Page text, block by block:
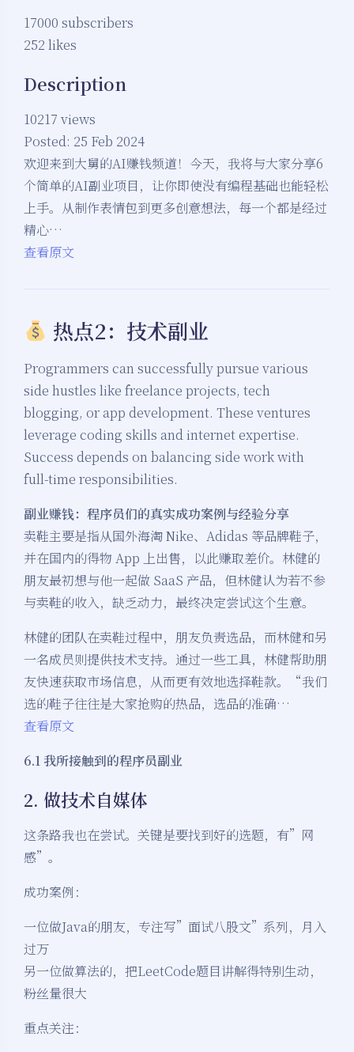
17000 subscribers
252 likes
Description
10217 views
Posted: 25 Feb 2024
欢迎来到大舅的AI赚钱频道！今天，我将与大家分享6
个简单的AI副业项目，让你即使没有编程基础也能轻松
上手。从制作表情包到更多创意想法，每一个都是经过
精心…
查看原文
热点2：技术副业
Programmers can successfully pursue various
side hustles like freelance projects, tech
blogging, or app development. These ventures
leverage coding skills and internet expertise.
Success depends on balancing side work with
full-time responsibilities.
副业赚钱：程序员们的真实成功案例与经验分享
卖鞋主要是指从国外海淘 Nike、Adidas 等品牌鞋子，
并在国内的得物 App 上出售，以此赚取差价。林健的
朋友最初想与他一起做 SaaS 产品，但林健认为若不参
与卖鞋的收入，缺乏动力，最终决定尝试这个生意。
林健的团队在卖鞋过程中，朋友负责选品，而林健和另
一名成员则提供技术支持。通过一些工具，林健帮助朋
友快速获取市场信息，从而更有效地选择鞋款。“我们
选的鞋子往往是大家抢购的热品，选品的准确…
查看原文
6.1 我所接触到的程序员副业
2. 做技术自媒体
这条路我也在尝试。关键是要找到好的选题，有”网
感”。
成功案例：
一位做Java的朋友，专注写”面试八股文”系列，月入
过万
另一位做算法的，把LeetCode题目讲解得特别生动，
粉丝量很大
重点关注：